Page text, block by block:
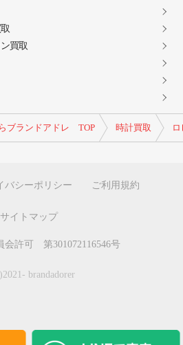
ブランドアドレ TOP 時計買取
買取
バシーポリシー ご利用規約
サイトマップ
会許可 第301072116546号
brandadorer